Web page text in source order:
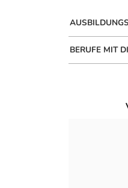
BERUFE MIT